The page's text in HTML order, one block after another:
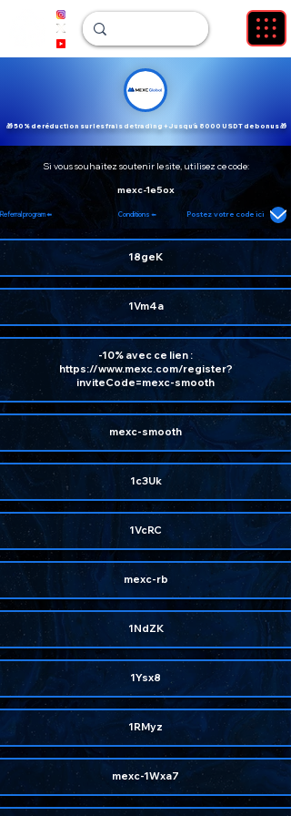
🎁 50% de réduction sur les frais de trading + Jusqu'à 8000 USDT de bonus 🎁
Si vous souhaitez soutenir le site, utilisez ce code:
mexc-1e5ox
Referral program⬅️ Conditions ⬅️ Postez votre code ici
18geK
1Vm4a
-10% avec ce lien :
https://www.mexc.com/register?
inviteCode=mexc-smooth
mexc-smooth
1c3Uk
1VcRC
mexc-rb
1NdZK
1Ysx8
1RMyz
mexc-1Wxa7